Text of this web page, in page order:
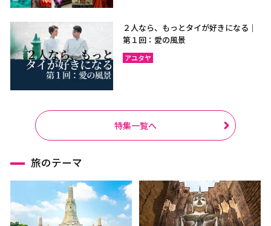
２人なら、もっとタイが好きになる｜
第１回：愛の風景
アユタヤ
特集一覧へ
旅のテーマ